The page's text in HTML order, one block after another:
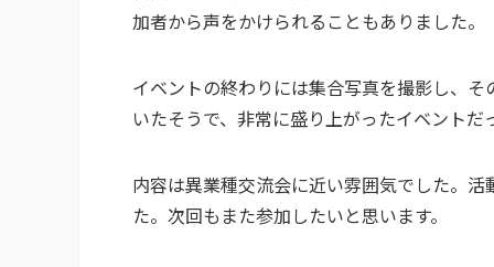
加者から声をかけられることもありました。
イベントの終わりには集合写真を撮影し、
いたそうで、非常に盛り上がったイベントだ
内容は異業種交流会に近い雰囲気でした。
た。次回もまた参加したいと思います。